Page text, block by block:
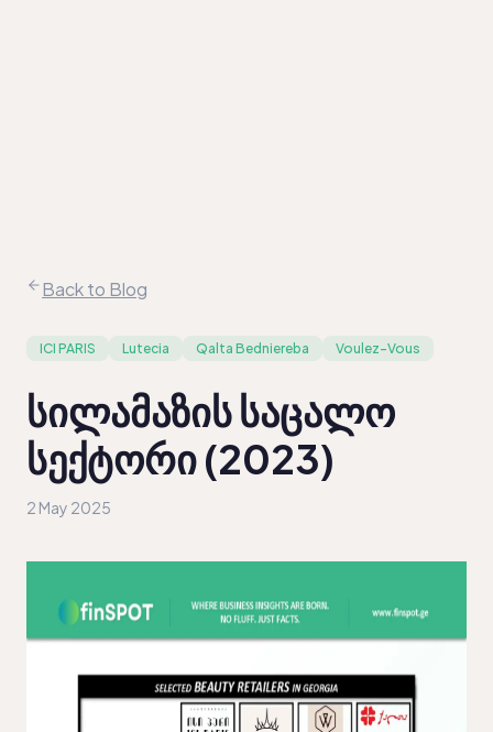
Back to Blog
ICI PARIS Lutecia Qalta Bedniereba Voulez-Vous
სილამაზის საცალო
სექტორი (2023)
2 May 2025